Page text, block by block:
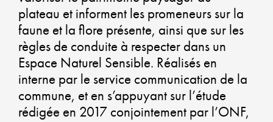
plateau et informent les promeneurs sur la
faune et la flore présente, ainsi que sur les
règles de conduite à respecter dans un
Espace Naturel Sensible. Réalisés en
interne par le service communication de la
commune, et en s’appuyant sur l’étude
rédigée en 2017 conjointement par l’ONF,